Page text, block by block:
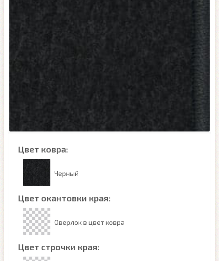
Цвет ковра:
Черный
Цвет окантовки края:
Оверлок в цвет ковра
Цвет строчки края: